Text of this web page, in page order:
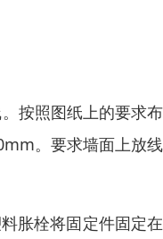
按照图纸上的要求
。要求墙面上放
胀栓将固定件固定